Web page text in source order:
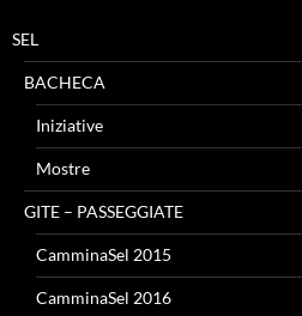
SEL
BACHECA
Iniziative
Mostre
GITE – PASSEGGIATE
CamminaSel 2015
CamminaSel 2016